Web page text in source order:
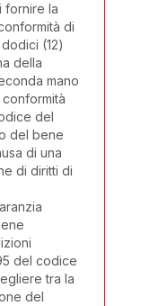
fornire la
di
(12)
della
mano
del
del bene
di una
di diritti di
del codice
tra la
del